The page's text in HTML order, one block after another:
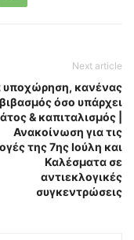
Next article
υποχώρηση, κανένας
όσο υπάρχει
& καπιταλισμός |
Ανακοίνωση για τις
της 7ης Ιούλη και
Καλέσματα σε
αντιεκλογικές
συγκεντρώσεις